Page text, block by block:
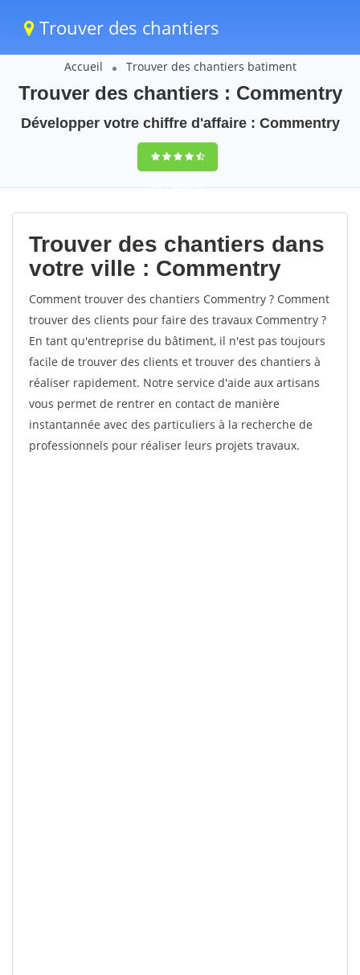
Trouver des chantiers
Accueil Trouver des chantiers batiment
Trouver des chantiers : Commentry
Développer votre chiffre d'affaire : Commentry
9,5(100%)42
votes
Trouver des chantiers dans
votre ville : Commentry
Comment trouver des chantiers Commentry ? Comment
trouver des clients pour faire des travaux Commentry ?
En tant qu'entreprise du bâtiment, il n'est pas toujours
facile de trouver des clients et trouver des chantiers à
réaliser rapidement. Notre service d'aide aux artisans
vous permet de rentrer en contact de manière
instantannée avec des particuliers à la recherche de
professionnels pour réaliser leurs projets travaux.